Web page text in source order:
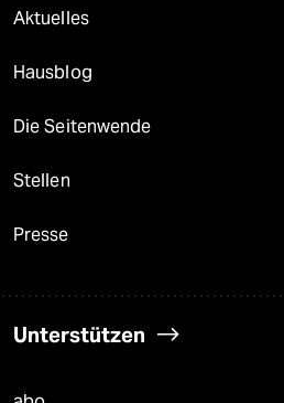
Aktuelles
Hausblog
Die Seitenwende
Stellen
Presse
Unterstützen